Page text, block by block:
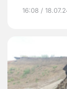
16:08 /